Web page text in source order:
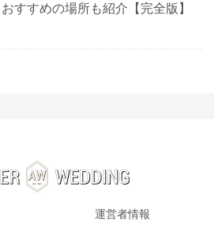
すすめの場所も紹介【完全版】
運営者情報